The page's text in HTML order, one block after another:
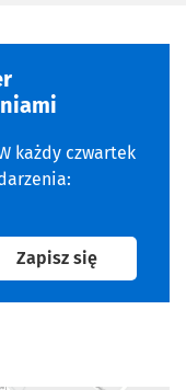
Juliusza
każdy czwartek
Zapisz sięna